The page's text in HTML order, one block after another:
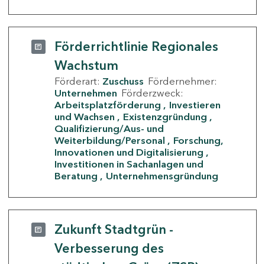
Förderrichtlinie Regionales
Wachstum
Förderart: Zuschuss Fördernehmer:
Unternehmen Förderzweck:
Arbeitsplatzförderung
Investieren
und Wachsen
Existenzgründung
Qualifizierung/Aus- und
Weiterbildung/Personal
Forschung,
Innovationen und Digitalisierung
Investitionen in Sachanlagen und
Beratung
Unternehmensgründung
Zukunft Stadtgrün -
Verbesserung des